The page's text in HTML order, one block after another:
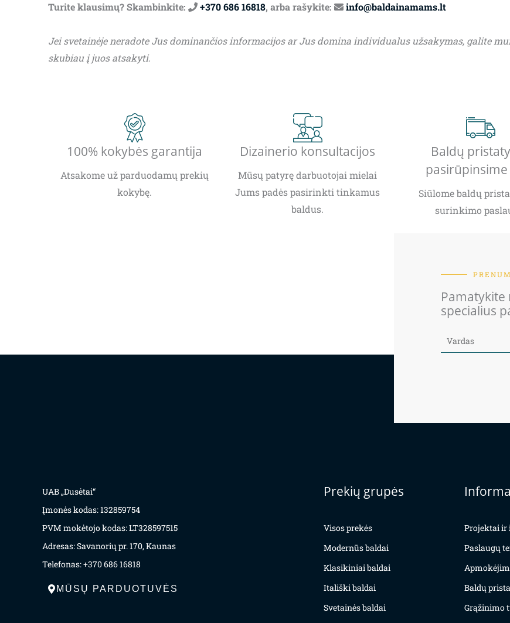
Turite klausimų? Skambinkite: +370 686 16818, arba rašykite: info@baldainamams.lt
Jei svetainėje neradote Jus dominančios informacijos ar Jus domina individualus užsakymas, galite
skubiau į juos atsakyti.
100% kokybės garantija
Atsakome už parduodamų prekių
kokybę.
Dizainerio konsultacijos
Mūsų patyrę darbuotojai mielai
Jums padės pasirinkti tinkamus
baldus.
Baldų
pasirūpinsime
Siūlome baldų
surinkimo
Pamatykite
specialius
UAB „Dusėtai“
Įmonės kodas: 132859754
PVM mokėtojo kodas: LT328597515
Adresas: Savanorių pr. 170, Kaunas
Telefonas: +370 686 16818
MŪSŲ PARDUOTUVĖS
Prekių grupės
Visos prekės
Modernūs baldai
Klasikiniai baldai
Itališki baldai
Svetainės baldai
Projektai ir
Paslaugų
Baldų
Grąžinimo